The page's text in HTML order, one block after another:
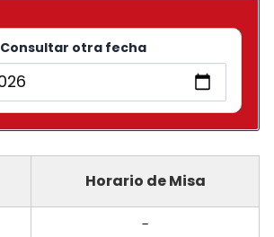
Consultar otra fecha
Horario de Misa
-